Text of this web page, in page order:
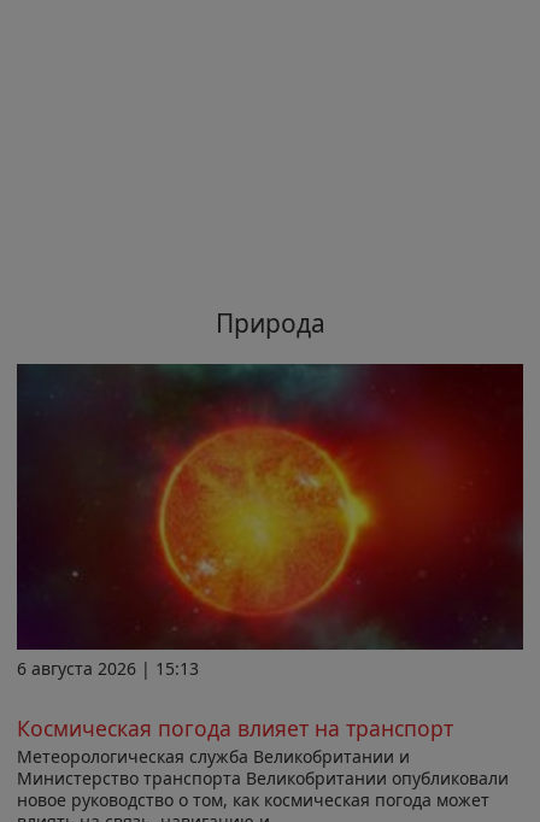
Природа
6 августа 2026 | 15:13
Космическая погода влияет на транспорт
Метеорологическая служба Великобритании и
Министерство транспорта Великобритании опубликовали
новое руководство о том, как космическая погода может